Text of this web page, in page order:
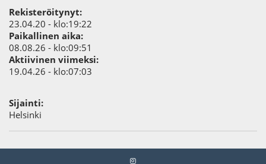
Rekisteröitynyt:
23.04.20 - klo:19:22
Paikallinen aika:
08.08.26 - klo:09:51
Aktiivinen viimeksi:
19.04.26 - klo:07:03
Sijainti:
Helsinki